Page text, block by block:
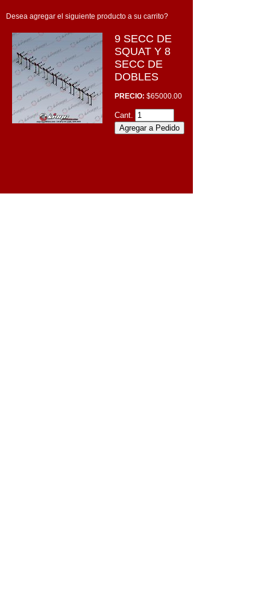
Desea agregar el siguiente producto a su carrito?
9 SECC DE
SQUAT Y 8
SECC DE
DOBLES
PRECIO: $65000.00
Cant.